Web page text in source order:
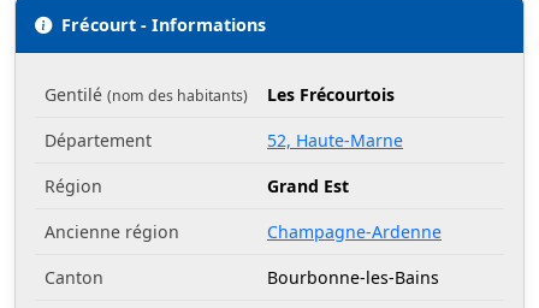
Frécourt - Informations
Gentilé (nom des habitants)
Les Frécourtois
Département
52, Haute-Marne
Région
Grand Est
Ancienne région
Champagne-Ardenne
Canton
Bourbonne-les-Bains